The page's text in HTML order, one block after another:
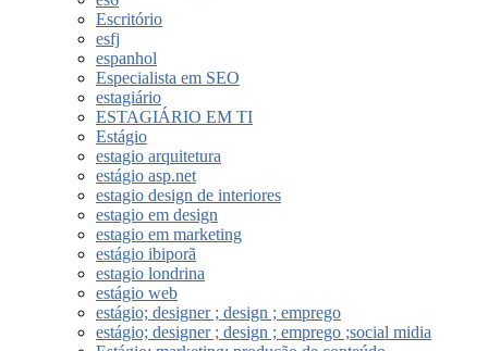
Escritório
esfj
espanhol
Especialista em SEO
estagiário
ESTAGIÁRIO EM TI
Estágio
estagio arquitetura
estágio asp.net
estagio design de interiores
estagio em design
estagio em marketing
estágio ibiporã
estagio londrina
estágio web
estágio; designer ; design ; emprego
estágio; designer ; design ; emprego ;social midia